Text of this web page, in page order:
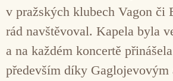
v pražských klubech Vagon či
rád navštěvoval. Kapela byla
a na každém koncertě
především díky